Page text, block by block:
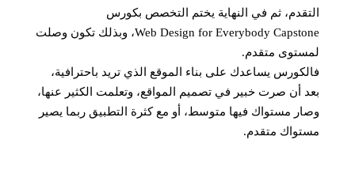
التقدم، ثم في النهاية يختم التخصص بكورس
Web Design for Everybody Capstone، وبذلك تكون وصلت
لمستوى متقدم.
فالكورس يساعدك على بناء الموقع الذي تريد باحترافية،
بعد أن صرت خبير في تصميم المواقع، وتعلمت الكثير عنها،
وصار مستواك فيها متوسط، أو مع كثرة التطبيق ربما يصير
مستواك متقدم.